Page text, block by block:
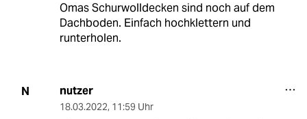
Omas Schurwolldecken sind noch auf dem
Dachboden. Einfach hochklettern und
runterholen.
N nutzer
18.03.2022, 11:59 Uhr